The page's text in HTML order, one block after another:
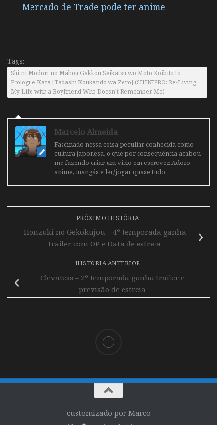
Mercado de Trade pode ter anime
Tags:
Shi ni Modori no Mahou Gakkou Seikatsu wo Moto Koibito to
Prologue Kara [Tadashi Koukando wa Zero] (SHINIPRO: Re-Living
My Life with a Boyfriend Who Doesn't Remember Me)
Marcelo Almeida
Fascinado nessa coisa peculiar conhecida como
cultura japonesa, o que por consequência acabou
me fazendo criar um vicio em escrever. Adoro
anime, mangás e ler/jogar quase tudo.
PRÓXIMO HISTÓRIA
Honzuki no Gekokujou – 4º temporada ganha
trailer com OP e Data de estreia
HISTÓRIA ANTERIOR
Clevatess – 2º temporada ganha trailer e
previsão de estreia
customizado por Marco